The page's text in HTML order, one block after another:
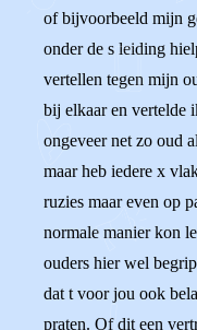
of bijvoorbeeld mijn
onder de s leiding
vertellen tegen mijn
bij elkaar en vertelde
ongeveer net zo oud
maar heb iedere x
ruzies maar even op
normale manier kon
ouders hier wel
dat t voor jou ook
praten. Of dit een